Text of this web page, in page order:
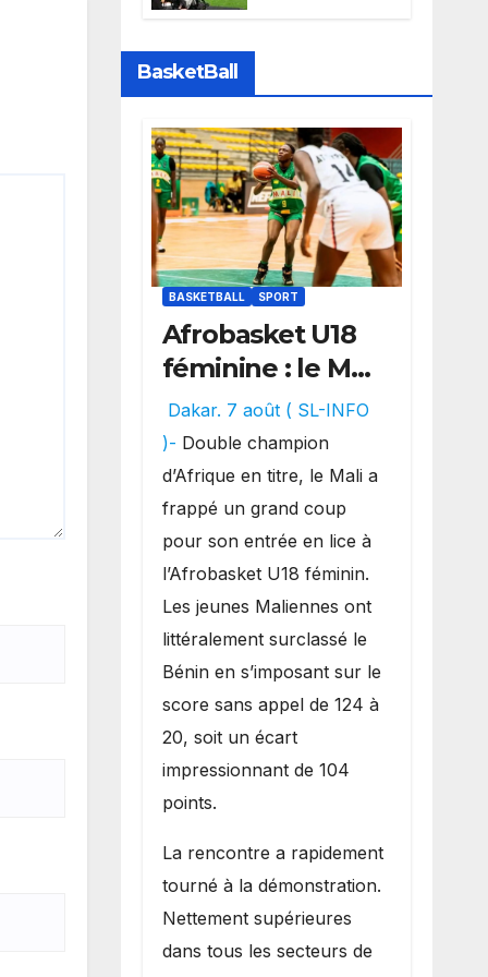
Sports perd la
Liga
BasketBall
BASKETBALL SPORT
Afrobasket U18
féminine : le Mali
réalise un
véritable festival
offensif et
inflige une
lourde défaite
au Bénin.
Dakar. 7 août ( SL-INFO
)- Double champion
d’Afrique en titre, le Mali a
frappé un grand coup
pour son entrée en lice à
l’Afrobasket U18 féminin.
Les jeunes Maliennes ont
littéralement surclassé le
Bénin en s’imposant sur le
score sans appel de 124 à
20, soit un écart
impressionnant de 104
points.
La rencontre a rapidement
tourné à la démonstration.
Nettement supérieures
dans tous les secteurs de